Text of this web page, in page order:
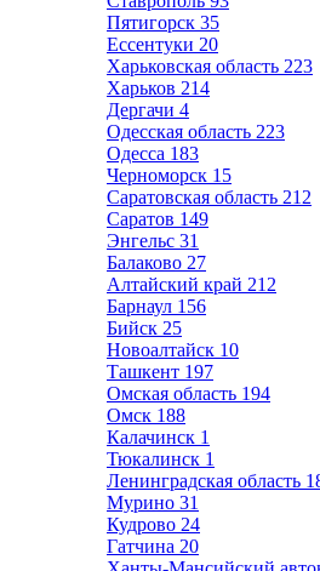
Пятигорск 35
Ессентуки 20
Харьковская область 223
Харьков 214
Дергачи 4
Одесская область 223
Одесса 183
Черноморск 15
Саратовская область 212
Саратов 149
Энгельс 31
Балаково 27
Алтайский край 212
Барнаул 156
Бийск 25
Новоалтайск 10
Ташкент 197
Омская область 194
Омск 188
Калачинск 1
Тюкалинск 1
Ленинградская область
Мурино 31
Кудрово 24
Гатчина 20